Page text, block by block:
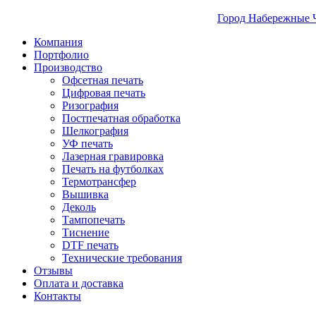
Город Набережные
Компания
Портфолио
Производство
Офсетная печать
Цифровая печать
Ризография
Постпечатная обработка
Шелкография
УФ печать
Лазерная гравировка
Печать на футболках
Термотрансфер
Вышивка
Деколь
Тампопечать
Тиснение
DTF печать
Технические требования
Отзывы
Оплата и доставка
Контакты